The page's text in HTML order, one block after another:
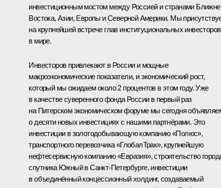
инвестиционным мостом между Россией и странами
Востока, Азии, Европы и Северной Америки. Мы
на крупнейшей встрече глав институциональных инвесторов
в мире.
Инвесторов привлекают в России и мощные
макроэкономические показатели, и экономический рост,
который мы ожидаем около 2 процентов в этом году. Уже
в качестве суверенного фонда России в первый раз
на Питерском экономическом форуме мы сегодня
о десяти новых инвестициях с нашими партнёрами. Это
инвестиции в золотодобывающую компанию «Полюс»,
транспортного перевозчика «ГлобалТрак», крупнейшую
нефтесервисную компанию «Евразия», строительство
спутника Южный в Санкт-Петербурге, инвестиции
в объединённый концессионный холдинг, создаваемый